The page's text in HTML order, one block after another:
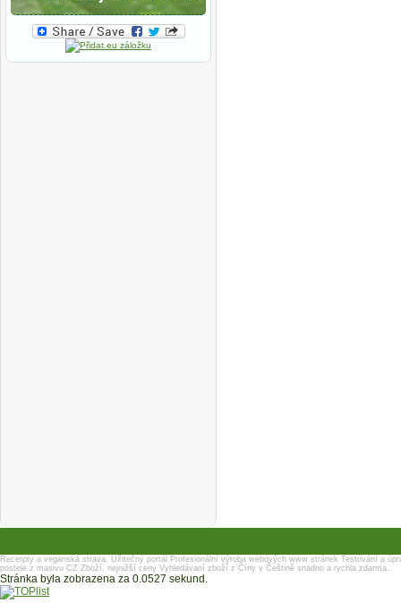
Recerpty a veganská strava. Užitečný portál Profesionální výroba webových www stránek Testování a
postele z masivu CZ Zboží, nejnižší ceny Vyhledávaní zboží z Číny v Češtině snadno a rychla zdarma..
Stránka byla zobrazena za 0.0527 sekund.